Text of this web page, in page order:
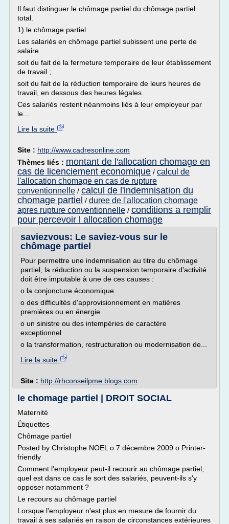
Il faut distinguer le chômage partiel du chômage partiel
total.
1) le chômage partiel
Les salariés en chômage partiel subissent une perte de
salaire
soit du fait de la fermeture temporaire de leur établissement
de travail ;
soit du fait de la réduction temporaire de leurs heures de
travail, en dessous des heures légales.
Ces salariés restent néanmoins liés à leur employeur par
le...
Lire la suite
Site : http://www.cadresonline.com
Thèmes liés : montant de l'allocation chomage en
cas de licenciement economique / calcul de
l'allocation chomage en cas de rupture
conventionnelle / calcul de l'indemnisation du
chomage partiel / duree de l'allocation chomage
apres rupture conventionnelle / conditions a remplir
pour percevoir l allocation chomage
saviezvous: Le saviez-vous sur le
chômage partiel
Pour permettre une indemnisation au titre du chômage
partiel, la réduction ou la suspension temporaire d'activité
doit être imputable à une de ces causes :
o la conjoncture économique
o des difficultés d'approvisionnement en matières
premières ou en énergie
o un sinistre ou des intempéries de caractère
exceptionnel
o la transformation, restructuration ou modernisation de...
Lire la suite
Site : http://rhconseilpme.blogs.com
le chomage partiel | DROIT SOCIAL
Maternité
Étiquettes
Chômage partiel
Posted by Christophe NOEL o 7 décembre 2009 o Printer-
friendly
Comment l'employeur peut-il recourir au chômage partiel,
quel est dans ce cas le sort des salariés, peuvent-ils s'y
opposer notamment ?
Le recours au chômage partiel
Lorsque l'employeur n'est plus en mesure de fournir du
travail à ses salariés en raison de circonstances extérieures